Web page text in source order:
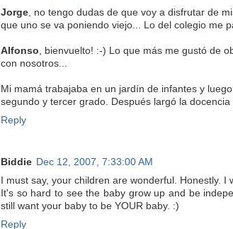
Jorge , no tengo dudas de que voy a disfrutar de
que uno se va poniendo viejo... Lo del colegio me
Alfonso , bienvuelto! :-) Lo que más me gustó de
con nosotros...
Mi mamá trabajaba en un jardín de infantes y
segundo y tercer grado. Después largó la
Reply
Biddie Dec 12, 2007, 7:33:00 AM
I must say, your children are wonderful. Honestly. I
It's so hard to see the baby grow up and be
still want your baby to be YOUR baby. :)
Reply